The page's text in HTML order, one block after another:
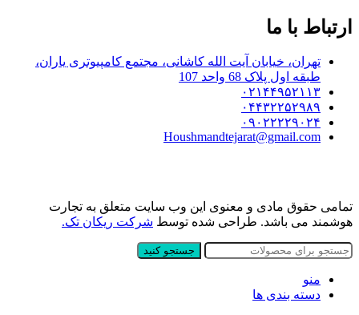
ارتباط با ما
تهران، خیابان آیت الله کاشانی، مجتمع کامپیوتری یاران،
طبقه اول پلاک 68 واحد 107
۰۲۱۴۴۹۵۲۱۱۳
۰۴۴۳۲۲۵۲۹۸۹
۰۹۰۲۲۲۲۹۰۲۴
Houshmandtejarat@gmail.com
تمامی حقوق مادی و معنوی این وب سایت متعلق به تجارت
هوشمند می باشد. طراحی شده توسط شرکت ریکان تک.
جستجو کنید
منو
دسته بندی ها